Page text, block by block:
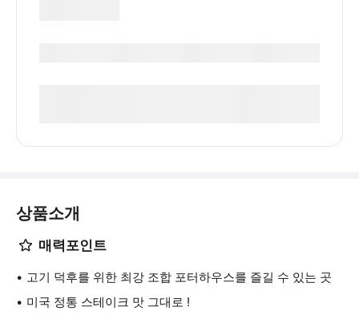
상품소개
매력포인트
고기 덕후를 위한 최강 조합 포터하우스를 즐길 수 있는 곳
미국 정통 스테이크 맛 그대로 !